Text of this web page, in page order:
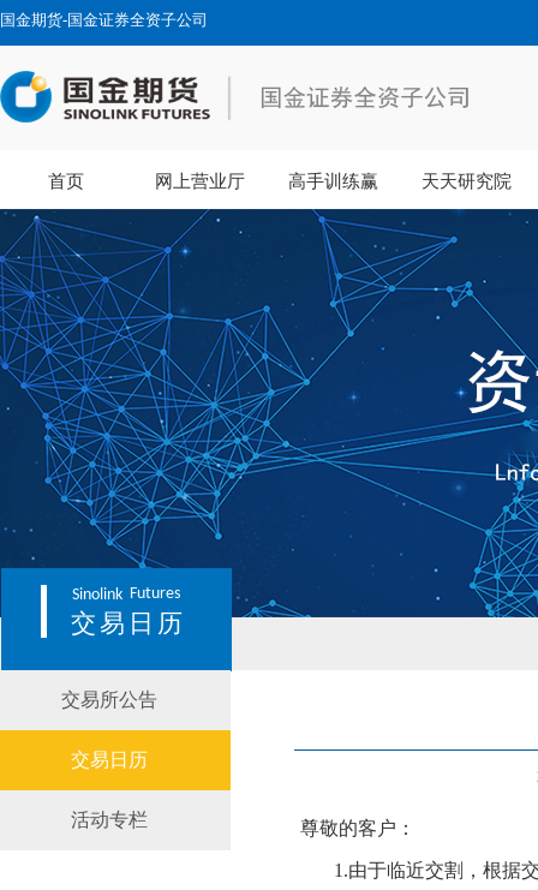
国金期货-国金证券全资子公司
首页 网上营业厅 高手训练赢 天天研究院
Sinolink Futures
交易日历
交易所公告
交易日历
活动专栏 尊敬的客户：
1.由于临近交割，根据